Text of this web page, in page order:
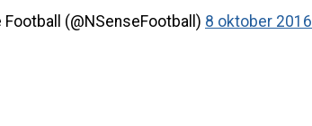
(@NSenseFootball) 8 oktober 2016